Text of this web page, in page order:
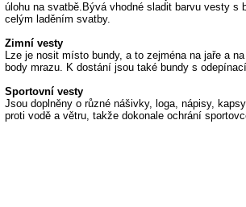
úlohu na svatbě.Bývá vhodné sladit barvu vesty s
celým laděním svatby.
Zimní vesty
Lze je nosit místo bundy, a to zejména na jaře a
body mrazu. K dostání jsou také bundy s
Sportovní vesty
Jsou doplněny o různé nášivky, loga, nápisy,
proti vodě a větru, takže dokonale ochrání